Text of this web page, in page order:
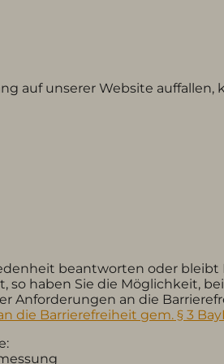
auf unserer Website auffallen,
beantworten oder bleibt
haben Sie die Möglichkeit,
Anforderungen an die
die Barrierefreiheit gem. § 3